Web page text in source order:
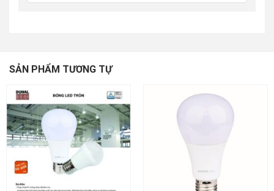
SẢN PHẨM TƯƠNG TỰ